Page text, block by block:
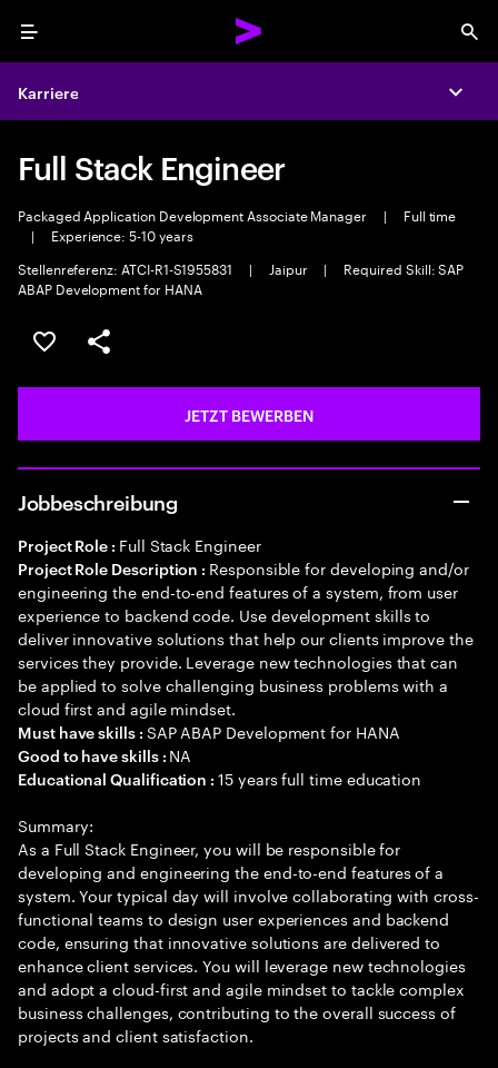
Menu
Karriere
Full Stack Engineer
Packaged Application Development Associate Manager |
Full time
|
Experience: 5-10 years
Stellenreferenz: ATCI-R1-S1955831
| Jaipur |
Required Skill: SAP
ABAP Development for HANA
JOB SPEICHERN
Teilen
JETZT BEWERBEN
Jobbeschreibung
Project Role : Full Stack Engineer
Project Role Description : Responsible for developing and/or
engineering the end-to-end features of a system, from user
experience to backend code. Use development skills to
deliver innovative solutions that help our clients improve the
services they provide. Leverage new technologies that can
be applied to solve challenging business problems with a
cloud first and agile mindset.
Must have skills : SAP ABAP Development for HANA
Good to have skills : NA
Educational Qualification :15 years full time education
Summary:
As a Full Stack Engineer, you will be responsible for
developing and engineering the end-to-end features of a
system. Your typical day will involve collaborating with cross-
functional teams to design user experiences and backend
code, ensuring that innovative solutions are delivered to
enhance client services. You will leverage new technologies
and adopt a cloud-first and agile mindset to tackle complex
business challenges, contributing to the overall success of
projects and client satisfaction.